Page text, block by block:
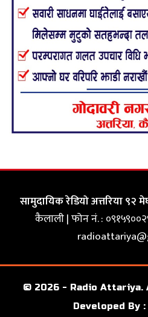
सामुदायिक रेडियो अत्तरिया ९२
कैलाली | फोन नं. :
© 2026 - Radio Attariya.
Developed By :